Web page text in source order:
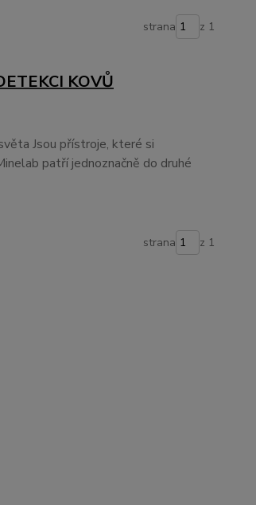
strana z 1
KOVŮ
Jsou přístroje, které si
patří jednoznačně do druhé
strana z 1